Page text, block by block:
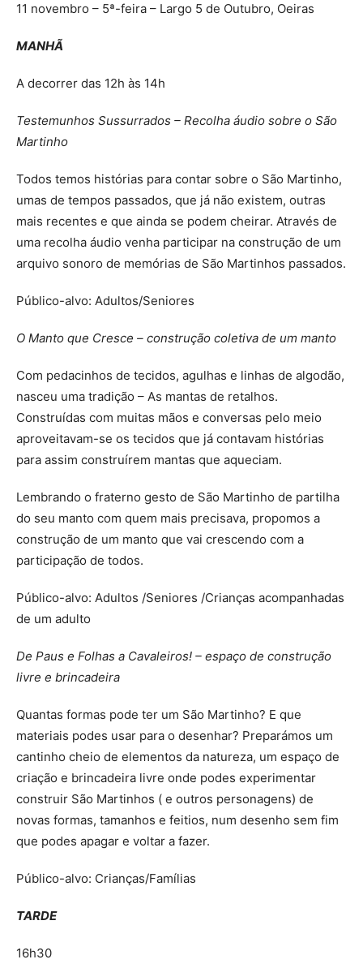
11 novembro – 5ª-feira – Largo 5 de Outubro, Oeiras
MANHÃ
A decorrer das 12h às 14h
Testemunhos Sussurrados – Recolha áudio sobre o São
Martinho
Todos temos histórias para contar sobre o São Martinho,
umas de tempos passados, que já não existem, outras
mais recentes e que ainda se podem cheirar. Através de
uma recolha áudio venha participar na construção de um
arquivo sonoro de memórias de São Martinhos passados.
Público-alvo: Adultos/Seniores
O Manto que Cresce – construção coletiva de um manto
Com pedacinhos de tecidos, agulhas e linhas de algodão,
nasceu uma tradição – As mantas de retalhos.
Construídas com muitas mãos e conversas pelo meio
aproveitavam-se os tecidos que já contavam histórias
para assim construírem mantas que aqueciam.
Lembrando o fraterno gesto de São Martinho de partilha
do seu manto com quem mais precisava, propomos a
construção de um manto que vai crescendo com a
participação de todos.
Público-alvo: Adultos /Seniores /Crianças acompanhadas
de um adulto
De Paus e Folhas a Cavaleiros! – espaço de construção
livre e brincadeira
Quantas formas pode ter um São Martinho? E que
materiais podes usar para o desenhar? Preparámos um
cantinho cheio de elementos da natureza, um espaço de
criação e brincadeira livre onde podes experimentar
construir São Martinhos ( e outros personagens) de
novas formas, tamanhos e feitios, num desenho sem fim
que podes apagar e voltar a fazer.
Público-alvo: Crianças/Famílias
TARDE
16h30